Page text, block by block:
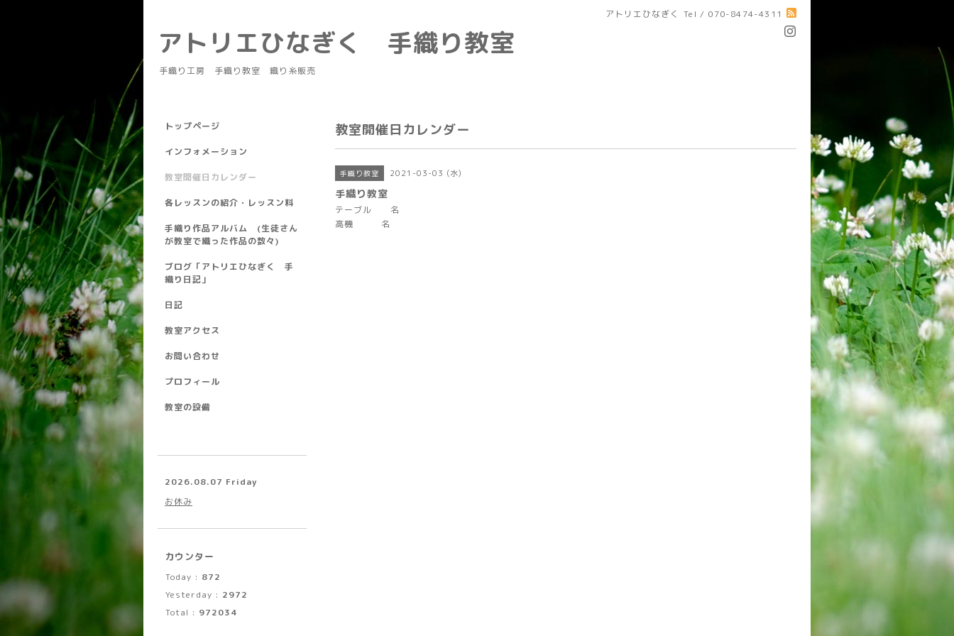
アトリエひなぎく Tel / 070-8474-4311
アトリエひなぎく 手織り教室
手織り工房 手織り教室 織り糸販売
教室開催日カレンダー
手織り教室 2021-03-03 (水)
手織り教室
テーブル 名
高機 名
トップページ
インフォメーション
教室開催日カレンダー
各レッスンの紹介・レッスン料
手織り作品アルバム (生徒さん
が教室で織った作品の数々)
ブログ「アトリエひなぎく 手
織り日記」
日記
教室アクセス
お問い合わせ
プロフィール
教室の設備
2026.08.07 Friday
お休み
カウンター
Today : 872
Yesterday : 2972
Total : 972034